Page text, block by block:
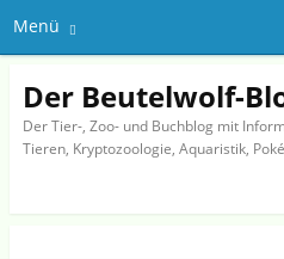
Menü
Der Beutelwolf-
Der Tier-, Zoo- und Buchblog mit
Tieren, Kryptozoologie, Aquaristik,